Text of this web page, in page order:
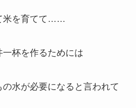
米を育てて……
一杯を作るためには
の水が必要になると言われて